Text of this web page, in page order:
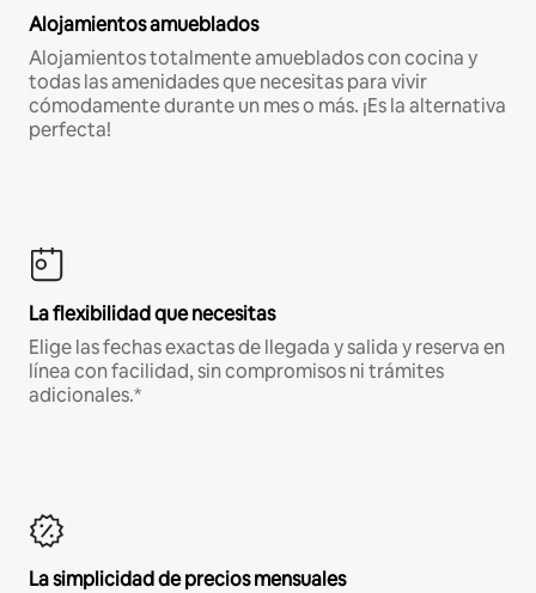
Alojamientos amueblados
Alojamientos totalmente amueblados con cocina y
todas las amenidades que necesitas para vivir
cómodamente durante un mes o más. ¡Es la alternativa
perfecta!
La flexibilidad que necesitas
Elige las fechas exactas de llegada y salida y reserva en
línea con facilidad, sin compromisos ni trámites
adicionales.*
La simplicidad de precios mensuales